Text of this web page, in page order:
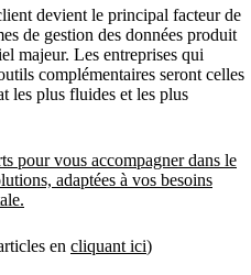
devient le principal facteur de
de gestion des données produit
majeur. Les entreprises qui
complémentaires seront celles
les plus fluides et les plus
pour vous accompagner dans le
adaptées à vos besoins
en cliquant ici)